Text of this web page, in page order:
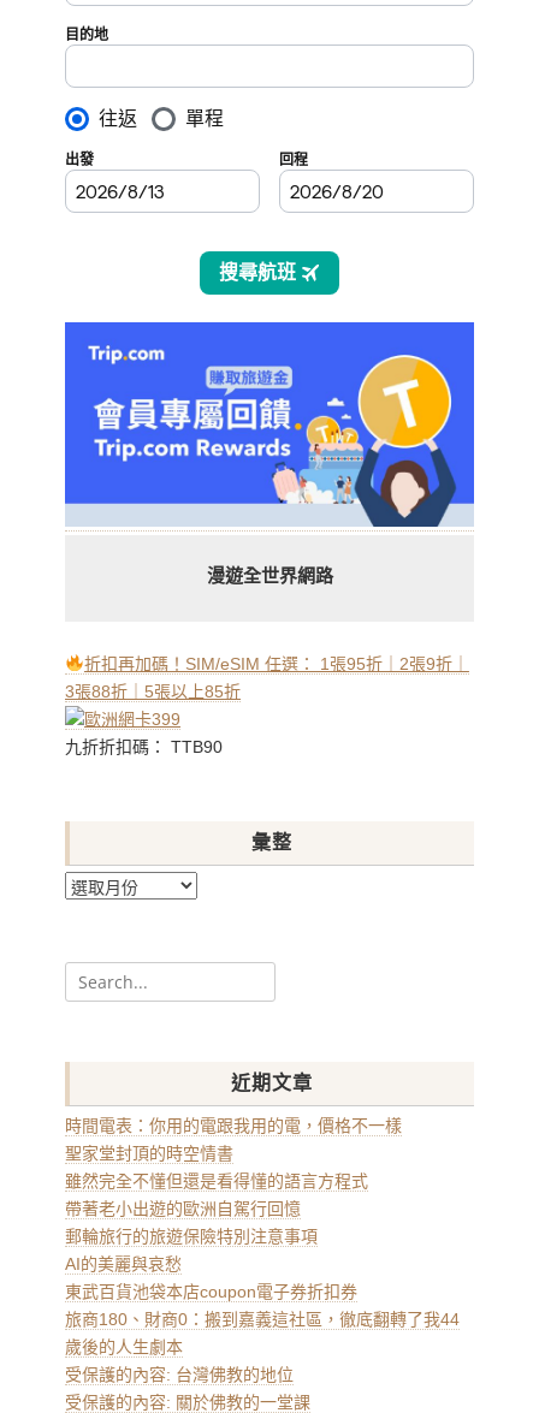
漫遊全世界網路
折扣再加碼！SIM/eSIM 任選： 1張95折｜2張9折｜
3張88折｜5張以上85折
九折折扣碼： TTB90
彙整
彙
Search
for:
近期文章
時間電表：你用的電跟我用的電，價格不一樣
聖家堂封頂的時空情書
雖然完全不懂但還是看得懂的語言方程式
帶著老小出遊的歐洲自駕行回憶
郵輪旅行的旅遊保險特別注意事項
AI的美麗與哀愁
東武百貨池袋本店coupon電子券折扣券
旅商180、財商0：搬到嘉義這社區，徹底翻轉了我44
歲後的人生劇本
受保護的內容: 台灣佛教的地位
受保護的內容: 關於佛教的一堂課